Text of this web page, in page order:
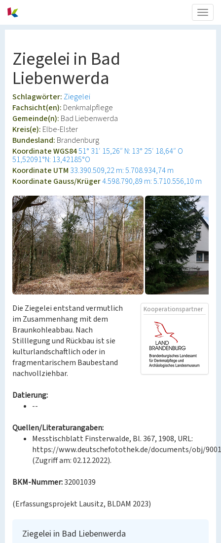
Ziegelei in Bad
Liebenwerda
Schlagwörter: Ziegelei
Fachsicht(en): Denkmalpflege
Gemeinde(n): Bad Liebenwerda
Kreis(e): Elbe-Elster
Bundesland: Brandenburg
Koordinate WGS8451° 31′ 15,26″ N: 13° 25′ 18,64″ O
51,52091°N: 13,42185°O
Koordinate UTM 33.390.509,22 m: 5.708.934,74 m
Koordinate Gauss/Krüger4.598.790,89 m: 5.710.556,10 m
Kooperationspartner
Die Ziegelei entstand vermutlich
im Zusammenhang mit dem
Braunkohleabbau. Nach
Stilllegung und Rückbau ist sie
kulturlandschaftlich oder in
fragmentarischem Baubestand
nachvollziehbar.
Datierung:
--
Quellen/Literaturangaben:
Messtischblatt Finsterwalde, Bl. 367, 1908, URL:
https://www.deutschefotothek.de/documents/obj/
(Zugriff am: 02.12.2022).
BKM-Nummer:32001039
(Erfassungsprojekt Lausitz, BLDAM 2023)
Ziegelei in Bad Liebenwerda